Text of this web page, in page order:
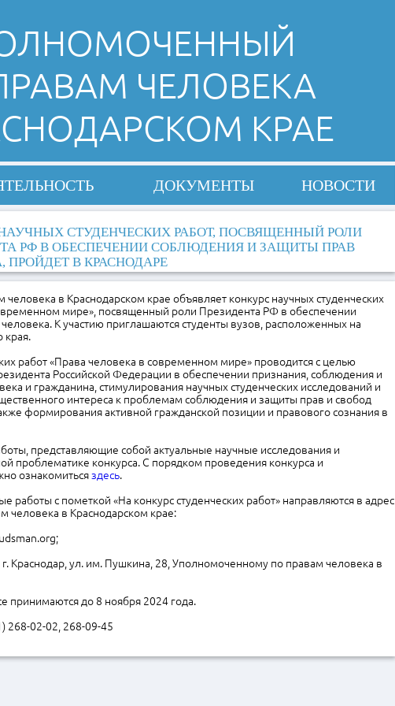
ЧЕЛОВЕКА
КРАЕ
ДОКУМЕНТЫ НОВОСТИ
СТУДЕНЧЕСКИХ РАБОТ, ПОСВЯЩЕННЫЙ РОЛИ
РФ В ОБЕСПЕЧЕНИИ СОБЛЮДЕНИЯ И ЗАЩИТЫ ПРАВ
ПРОЙДЕТ В КРАСНОДАРЕ
в Краснодарском крае объявляет конкурс научных студенческих
мире», посвященный роли Президента РФ в обеспечении
К участию приглашаются студенты вузов, расположенных на
края.
работ «Права человека в современном мире» проводится с целью
Российской Федерации в обеспечении признания, соблюдения и
и гражданина, стимулирования научных студенческих исследований и
интереса к проблемам соблюдения и защиты прав и свобод
формирования активной гражданской позиции и правового сознания в
представляющие собой актуальные научные исследования и
проблематике конкурса. С порядком проведения конкурса и
ознакомитьсяздесь.
работы с пометкой «На конкурс студенческих работ» направляются в адрес
человека в Краснодарском крае:
г. Краснодар, ул. им. Пушкина, 28, Уполномоченному по правам человека в
принимаются до 8 ноября 2024 года.
268-02-02, 268-09-45